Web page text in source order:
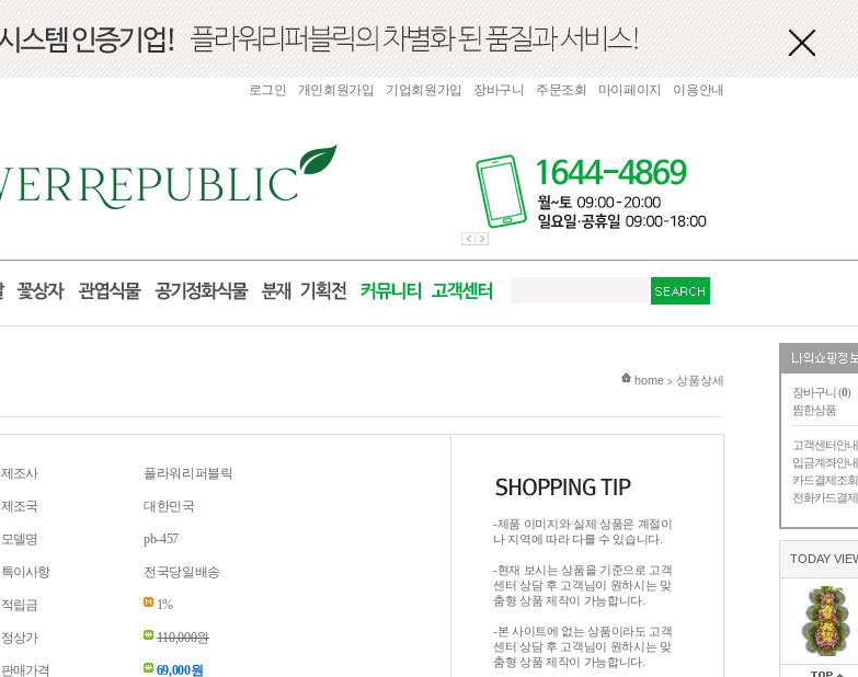
장바구니 (0)
찜한상품
고객센터안내
입금계좌안내
카드결제조회
전화카드결제
TODAY
로그인 개인회원가입 기업회원가입 장바구니 주문조회 마이페이지 이용안내
현재 위치
home > 상품상세
제조사 플라워리퍼블릭
제조국 대한민국
모델명 pb-457
특이사항 전국당일배송
적립금 1%
정상가 110,000원
판매가격 69,000원
-제품 이미지와 실제 상품은 계절이
나 지역에 따라 다를 수 있습니다.
-현재 보시는 상품을 기준으로 고객
센터 상담 후 고객님이 원하시는 맞
춤형 상품 제작이 가능합니다.
-본 사이트에 없는 상품이라도 고객
센터 상담 후 고객님이 원하시는 맞
춤형 상품 제작이 가능합니다.